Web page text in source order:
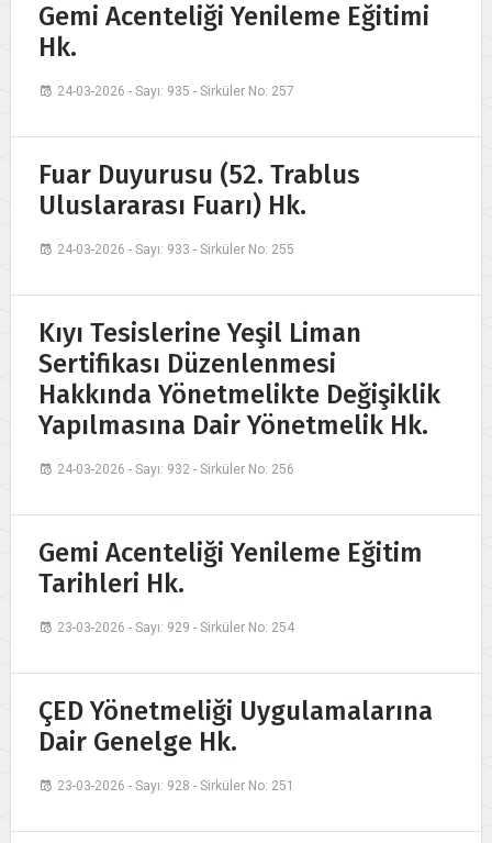
Gemi Acenteliği Yenileme Eğitimi
Hk.
24-03-2026 - Sayı: 935 - Sirküler No: 257
Fuar Duyurusu (52. Trablus
Uluslararası Fuarı) Hk.
24-03-2026 - Sayı: 933 - Sirküler No: 255
Kıyı Tesislerine Yeşil Liman
Sertifikası Düzenlenmesi
Hakkında Yönetmelikte Değişiklik
Yapılmasına Dair Yönetmelik Hk.
24-03-2026 - Sayı: 932 - Sirküler No: 256
Gemi Acenteliği Yenileme Eğitim
Tarihleri Hk.
23-03-2026 - Sayı: 929 - Sirküler No: 254
ÇED Yönetmeliği Uygulamalarına
Dair Genelge Hk.
23-03-2026 - Sayı: 928 - Sirküler No: 251